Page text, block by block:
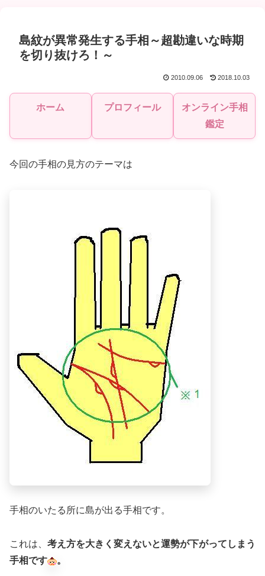
島紋が異常発生する手相～超勘違いな時期
を切り抜けろ！～
2010.09.06 2018.10.03
ホーム プロフィール
オンライン手相
鑑定
今回の手相の見方のテーマは
手相のいたる所に島が出る手相です。
これは、 考え方を大きく変えないと運勢が下がってしまう
手相です
。